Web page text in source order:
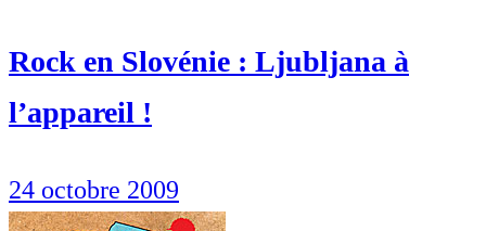
Rock en Slovénie : Ljubljana à
l’appareil !
24 octobre 2009